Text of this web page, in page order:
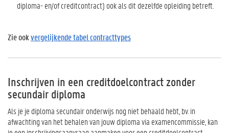
diploma- en/of creditcontract) ook als dit dezelfde opleiding betreft.
Zie ookvergelijkende tabel contracttypes
Inschrijven in een creditdoelcontract zonder
secundair diploma
Als je je diploma secundair onderwijs nog niet behaald hebt, bv. in
afwachting van het behalen van jouw diploma via examencommissie, kan